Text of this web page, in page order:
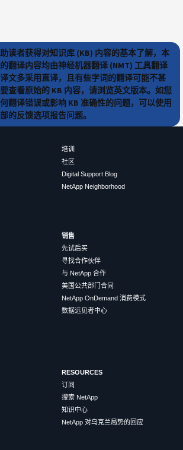
读者获得对知识库 (KB) 内容的基本了解，本
翻译内容均由神经机器翻译 (NMT) 工具翻译
文多采用直译，且有些字词的翻译可能不甚
查看原始的 KB 内容，请浏览英文版本。如您
翻译错误或影响 KB 准确性的问题，可以使用
的反馈选项报告问题。
培训
社区
Digital Support Blog
NetApp Neighborhood
销售
先试后买
寻找合作伙伴
与 NetApp 合作
美国公共部门合同
NetApp OnDemand 消费模式
数据远见者中心
RESOURCES
订阅
搜索 NetApp
知识中心
NetApp 对乌克兰局势的回应